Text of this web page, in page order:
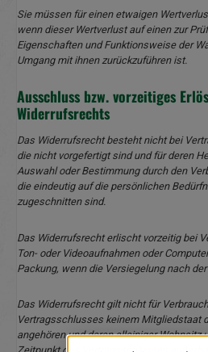
Sie müssen für einen etwaigen
wenn dieser Wertverlust auf einen zur
Eigenschaften und Funktionsweise der
Umgang mit ihnen zurückzuführen ist.
Ausschluss bzw. vorzeitiges
Widerrufsrechts
Das Widerrufsrecht besteht nicht bei
die nicht vorgefertigt sind und für deren
Auswahl oder Bestimmung durch den
die eindeutig auf die persönlichen
zugeschnitten sind.
Das Widerrufsrecht erlischt vorzeitig bei
Ton- oder Videoaufnahmen oder
Packung, wenn die Versiegelung nach
Das Widerrufsrecht gilt nicht für
Vertragsschlusses keinem Mitgliedstaat
angehören und deren alleiniger Wohnsitz